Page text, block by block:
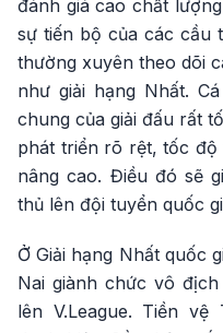
đánh giá cao chất
sự tiến bộ của các cầu
thường xuyên theo dõi
như giải hạng Nhất.
chung của giải đấu rất
phát triển rõ rệt, tốc
nâng cao. Điều đó sẽ
thủ lên đội tuyển quốc
Ở Giải hạng Nhất quốc
Nai giành chức vô
lên V.League. Tiền